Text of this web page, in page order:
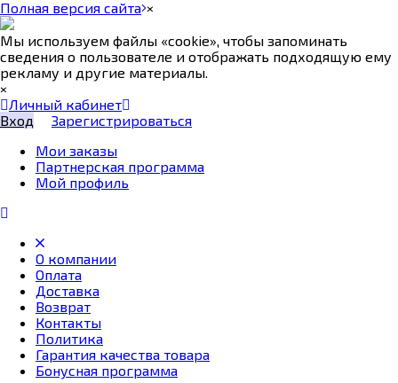
Полная версия сайта ×
Мы используем файлы «cookie», чтобы запоминать
сведения о пользователе и отображать подходящую ему
рекламу и другие материалы.
×
Личный кабинет
Вход
Зарегистрироваться
Мои заказы
Партнерская программа
Мой профиль
О компании
Оплата
Доставка
Возврат
Контакты
Политика
Гарантия качества товара
Бонусная программа